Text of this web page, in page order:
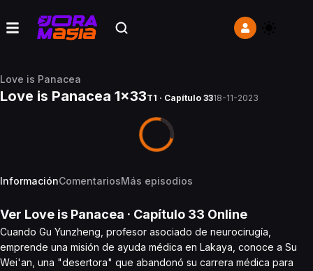
Love is Panacea
Love is Panacea 1x33T1 · Capítulo 3318-11-2023
InformaciónComentariosMás episodios
Ver Love is Panacea · Capítulo 33 Online
Cuando Gu Yunzheng, profesor asociado de neurocirugía,
emprende una misión de ayuda médica en Lakaya, conoce a Su
Wei'an, una "desertora" que abandonó su carrera médica para